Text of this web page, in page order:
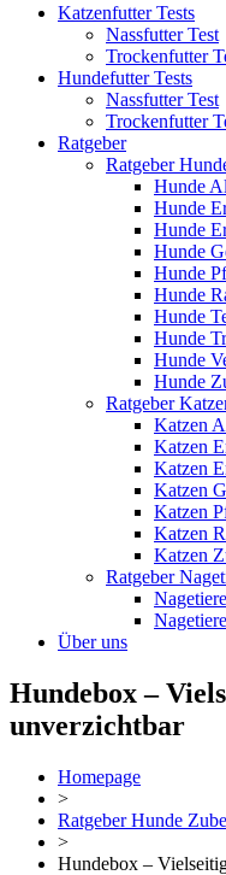
Katzenfutter Tests
Nassfutter Test
Trockenfutter
Hundefutter Tests
Nassfutter Test
Trockenfutter
Ratgeber
Ratgeber
Hunde
Hunde
Hunde
Hunde
Hunde
Hunde
Hunde
Hunde
Hunde
Hunde
Ratgeber
Katzen
Katzen
Katzen
Katzen
Katzen
Katzen
Katzen
Ratgeber
Über uns
Hundebox –
unverzichtbar
Homepage
>
Ratgeber Hunde
>
Hundebox –